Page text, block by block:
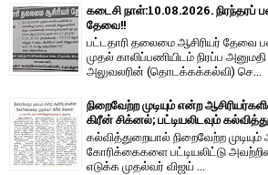
கடைசி நாள்:10.08.2026. நிரந்தரப்
தேவை!!
பட்டதாரி தலைமை ஆசிரியர் தேவை
முதல் காலிப்பணியிடம் நிரப்ப
அலுவலரின் (தொடக்கக்கல்வி) செ...
நிறைவேற்ற முடியும் என்ற
கிரீன் சிக்னல்; பட்டியலிடவும்
கல்வித்துறையால் நிறைவேற்ற
கோரிக்கைகளை பட்டியலிட்டு
எடுக்க முதல்வர் விஜய் ...